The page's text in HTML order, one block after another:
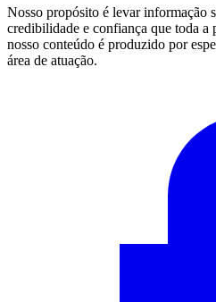
Nosso propósito é levar informação
credibilidade e confiança que toda a
nosso conteúdo é produzido por
área de atuação.